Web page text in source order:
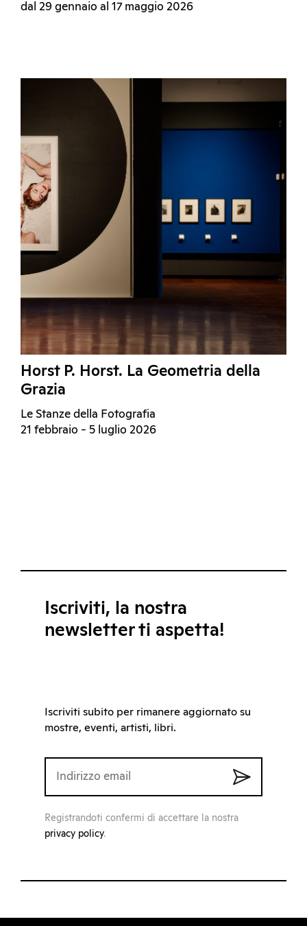
dal 29 gennaio al 17 maggio 2026
Horst P. Horst. La Geometria della
Grazia
Le Stanze della Fotografia
21 febbraio - 5 luglio 2026
Iscriviti, la nostra
newsletter ti aspetta!
Iscriviti subito per rimanere aggiornato su
mostre, eventi, artisti, libri.
Registrandoti confermi di accettare la nostra
privacy policy.